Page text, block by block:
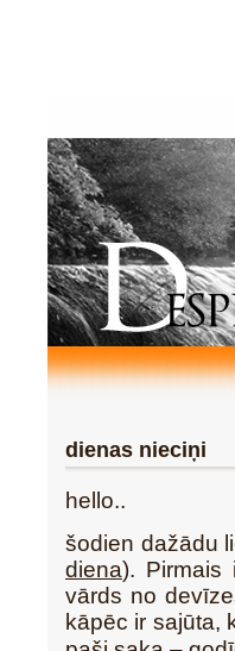
dienas nieciņi
hello..
šodien dažādu
diena). Pirmais
vārds no
kāpēc ir sajūta,